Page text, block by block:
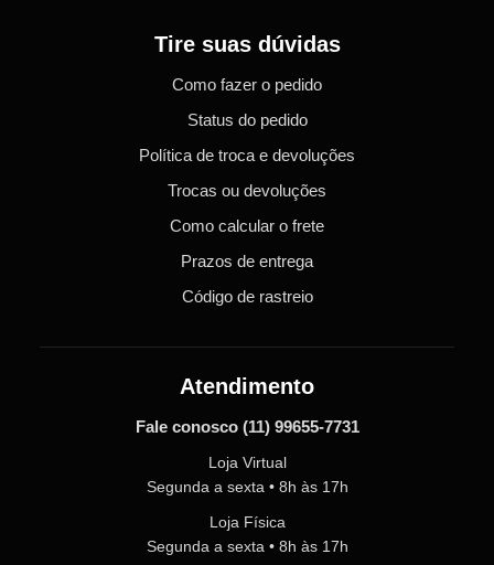
Tire suas dúvidas
Como fazer o pedido
Status do pedido
Política de troca e devoluções
Trocas ou devoluções
Como calcular o frete
Prazos de entrega
Código de rastreio
Atendimento
Fale conosco (11) 99655-7731
Loja Virtual
Segunda a sexta • 8h às 17h
Loja Física
Segunda a sexta • 8h às 17h